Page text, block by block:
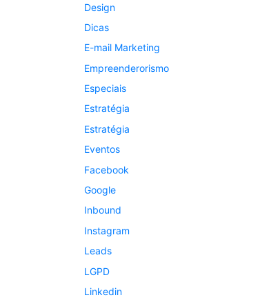
Design
Dicas
E-mail Marketing
Empreenderorismo
Especiais
Estratégia
Estratégia
Eventos
Facebook
Google
Inbound
Instagram
Leads
LGPD
Linkedin